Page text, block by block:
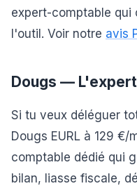
expert-comptable qui
l'outil. Voir notre avis
Dougs —
Si tu veux déléguer
Dougs EURL à 129
comptable dédié qui
bilan, liasse fiscale,